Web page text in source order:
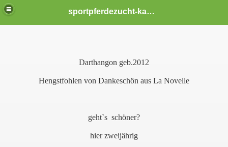
sportpferdezucht-kampschulte
Darthangon geb.2012
Hengstfohlen von Dankeschön aus La Novelle
geht`s schöner?
hier zweijährig